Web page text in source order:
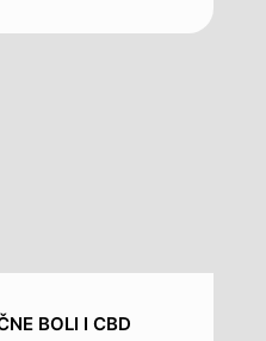
BOLI I CBD